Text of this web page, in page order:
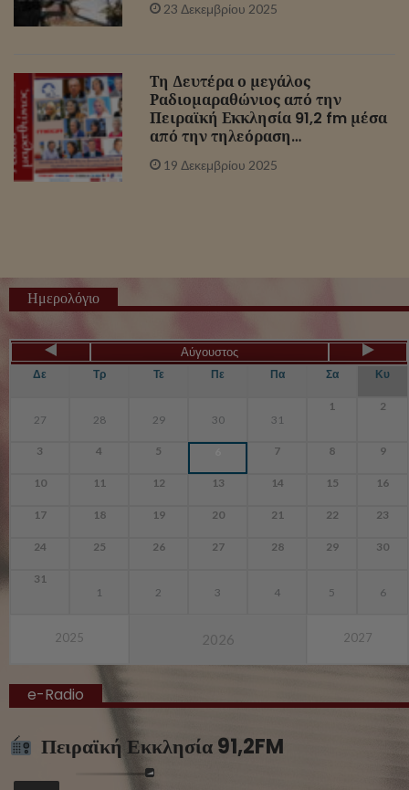
23 Δεκεμβρίου 2025
Τη Δευτέρα ο μεγάλος
Ραδιομαραθώνιος από την
Πειραϊκή Εκκλησία 91,2 fm μέσα
από την τηλεόραση…
19 Δεκεμβρίου 2025
Ημερολόγιο
Αύγουστος
Δε Τρ Τε Πε Πα Σα Κυ
27 28 29 30 31
1 2
3 4 5 7 8 9
10 11 12 13 14 15 16
17 18 19 20 21 22 23
24 25 26 27 28 29 30
31
1
2 3 4 5 6
2025 2026 2027
e-Radio
Πειραϊκή Εκκλησία 91,2FM